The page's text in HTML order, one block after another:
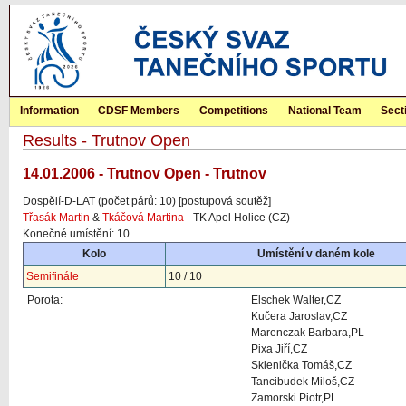
Information CDSF Members Competitions National Team
Results - Trutnov Open
14.01.2006 - Trutnov Open - Trutnov
Dospělí-D-LAT (počet párů: 10) [postupová soutěž]
Třasák Martin & Tkáčová Martina - TK Apel Holice (CZ)
Konečné umístění: 10
Kolo
Umístění v daném kole
Semifinále
10 / 10
Porota:
Elschek Walter,CZ
Kučera Jaroslav,CZ
Marenczak Barbara,PL
Pixa Jiří,CZ
Sklenička Tomáš,CZ
Tancibudek Miloš,CZ
Zamorski Piotr,PL